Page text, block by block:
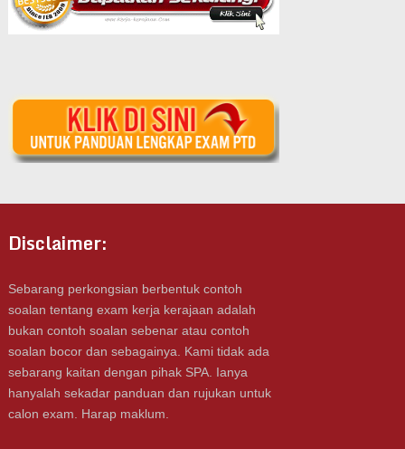
Disclaimer:
Sebarang perkongsian berbentuk contoh
soalan tentang exam kerja kerajaan adalah
bukan contoh soalan sebenar atau contoh
soalan bocor dan sebagainya. Kami tidak ada
sebarang kaitan dengan pihak SPA. Ianya
hanyalah sekadar panduan dan rujukan untuk
calon exam. Harap maklum.